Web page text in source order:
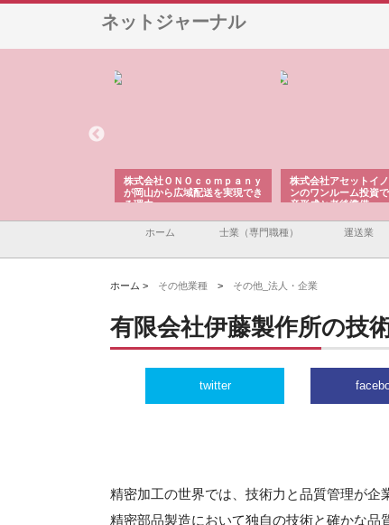
ネットジャーナル
株式会社ＯＮＯｃｏｍｐａｎｙ
が岡山から広域配送を実現でき
る理由
株式会社アセットイ
ンのワンルーム投資
産形成と老後準備
ホーム 士業（専門職種） 運送業
ホーム > その他業種 > その他_法人・企業
有限会社伊藤製作所の技
twitter
精密加工の世界では、技術力と品質管理が企
精密部品製造において独自の技術と確かな